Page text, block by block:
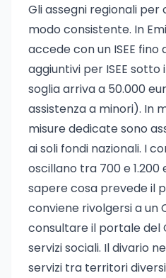
Gli assegni regionali
modo consistente. In
accede con un ISEE fino
aggiuntivi per ISEE sotto
soglia arriva a 50.000
assistenza a minori). In
misure dedicate sono
ai soli fondi nazionali. I
oscillano tra 700 e 1.200
sapere cosa prevede il
conviene rivolgersi a un
consultare il portale del
servizi sociali. Il divario
servizi tra territori